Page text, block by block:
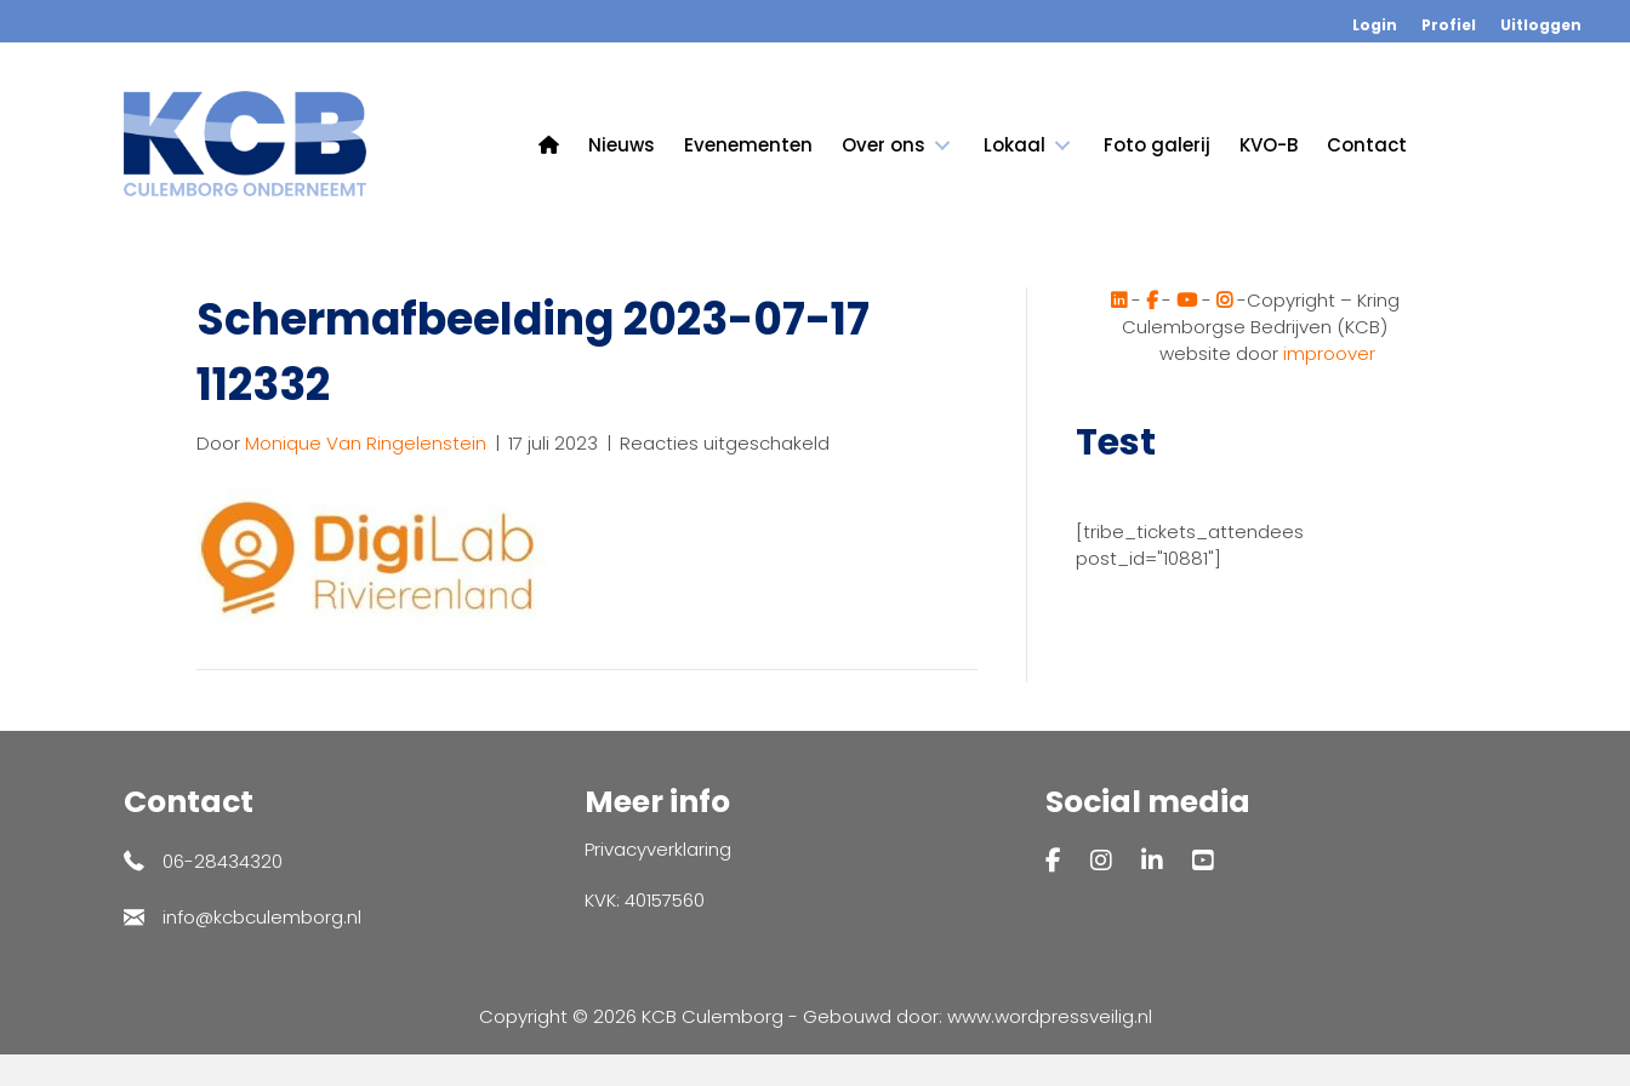
Login Profiel Uitloggen
Nieuws Evenementen Over ons Lokaal Foto galerij KVO-B Contact
Schermafbeelding 2023-07-17
112332
DoorMonique Van Ringelenstein | 17 juli 2023 | Reacties uitgeschakeld
- - -
-Copyright – Kring
Culemborgse Bedrijven (KCB)
website doorimproover
Test
[tribe_tickets_attendees
post_id="10881"]
Contact
06-28434320
info@kcbculemborg.nl
Meer info
Privacyverklaring
KVK: 40157560
Social media
Copyright © 2026 KCB Culemborg - Gebouwd door: www.wordpressveilig.nl